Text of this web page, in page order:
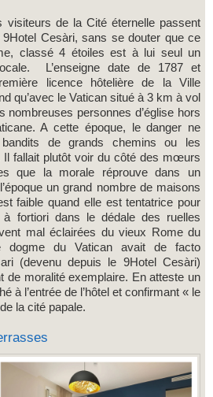
Cesàri, sans se douter que ce
classé 4 étoiles est à lui seul un
L’enseigne date de 1787 et
licence hôtelière de la Ville
qu’avec le Vatican situé à 3 km à vol
nombreuses personnes d’église hors
A cette époque, le danger ne
de grands chemins ou les
Il fallait plutôt voir du côté des mœurs
que la morale réprouve dans un
un grand nombre de maisons
faible quand elle est tentatrice pour
fortiori dans le dédale des ruelles
mal éclairées du vieux Rome du
dogme du Vatican avait de facto
(devenu depuis le 9Hotel Cesàri)
de moralité exemplaire. En atteste un
à l’entrée de l’hôtel et confirmant « le
la cité papale.